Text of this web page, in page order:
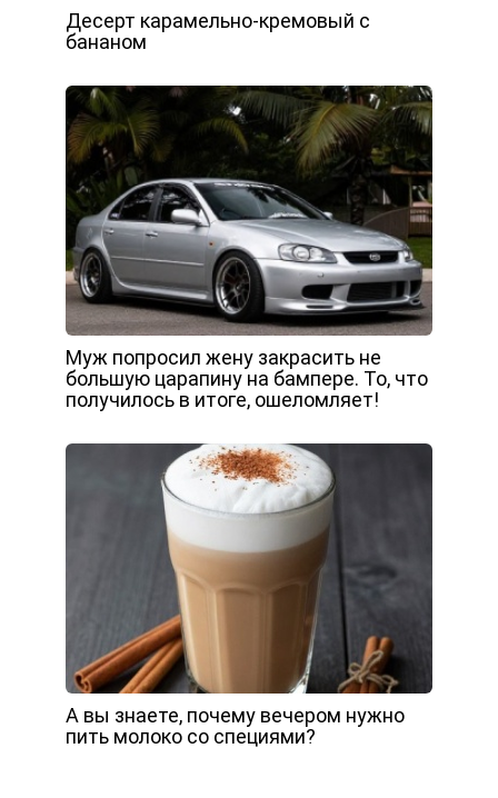
Десерт карамельно-кремовый с
бананом
Муж попросил жену закрасить не
большую царапину на бампере. То, что
получилось в итоге, ошеломляет!
А вы знаете, почему вечером нужно
пить молоко со специями?